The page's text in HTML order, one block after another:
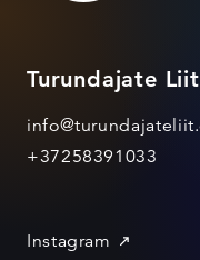
Turundajate
+37258391033
Instagram